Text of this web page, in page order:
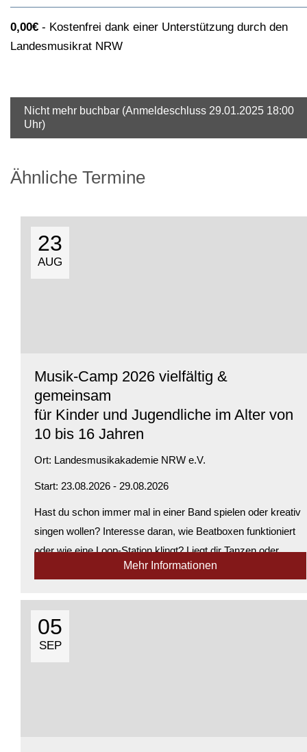
0,00€
Kostenfrei dank einer Unterstützung durch den
Landesmusikrat NRW
Nicht mehr buchbar (Anmeldeschluss 29.01.2025 18:00
Uhr)
Ähnliche Termine
23
AUG
Musik-Camp 2026 vielfältig &
gemeinsam
für Kinder und Jugendliche im Alter von
10 bis 16 Jahren
Ort: Landesmusikakademie NRW e.V.
Start: 23.08.2026 - 29.08.2026
Hast du schon immer mal in einer Band spielen oder kreativ
singen wollen? Interesse daran, wie Beatboxen funktioniert
oder wie eine Loop-Station klingt? Liegt dir Tanzen oder
Body-Percussion? Möchtest du Rhythmen aus
Mehr Informationen
05
SEP